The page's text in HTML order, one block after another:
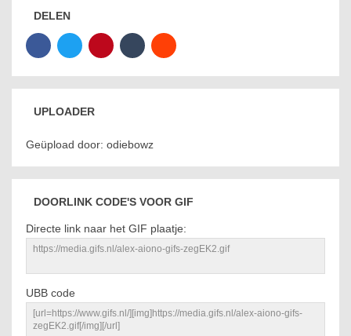
DELEN
UPLOADER
Geüpload door: odiebowz
DOORLINK CODE'S VOOR GIF
Directe link naar het GIF plaatje:
UBB code